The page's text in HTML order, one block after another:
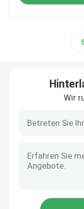
Wir